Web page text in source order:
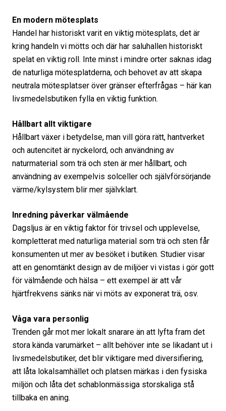
En modern mötesplats
Handel har historiskt varit en viktig mötesplats, det är
kring handeln vi mötts och där har saluhallen historiskt
spelat en viktig roll. Inte minst i mindre orter saknas idag
de naturliga mötesplatderna, och behovet av att skapa
neutrala mötesplatser över gränser efterfrågas – här kan
livsmedelsbutiken fylla en viktig funktion.
Hållbart allt viktigare
Hållbart växer i betydelse, man vill göra rätt, hantverket
och autencitet är nyckelord, och användning av
naturmaterial som trä och sten är mer hållbart, och
användning av exempelvis solceller och självförsörjande
värme/kylsystem blir mer självklart.
Inredning påverkar välmående
Dagsljus är en viktig faktor för trivsel och upplevelse,
kompletterat med naturliga material som trä och sten får
konsumenten ut mer av besöket i butiken. Studier visar
att en genomtänkt design av de miljöer vi vistas i gör gott
för välmående och hälsa – ett exempel är att vår
hjärtfrekvens sänks när vi möts av exponerat trä, osv.
Våga vara personlig
Trenden går mot mer lokalt snarare än att lyfta fram det
stora kända varumärket – allt behöver inte se likadant ut i
livsmedelsbutiker, det blir viktigare med diversifiering,
att låta lokalsamhället och platsen märkas i den fysiska
miljön och låta det schablonmässiga storskaliga stå
tillbaka en aning.